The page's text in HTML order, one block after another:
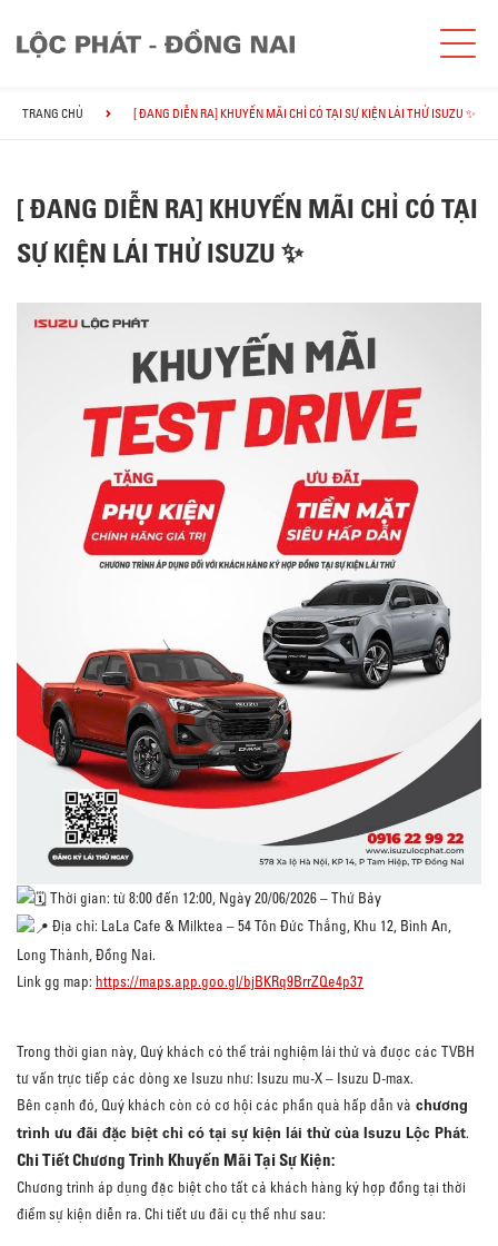
TRANG CHỦ [ ĐANG DIỄN RA] KHUYẾN MÃI CHỈ CÓ TẠI SỰ KIỆN LÁI THỬ ISUZU ✨
[ ĐANG DIỄN RA] KHUYẾN MÃI CHỈ CÓ TẠI
SỰ KIỆN LÁI THỬ ISUZU ✨
Thời gian: từ 8:00 đến 12:00, Ngày 20/06/2026 – Thứ Bảy
Địa chỉ: LaLa Cafe & Milktea – 54 Tôn Đức Thắng, Khu 12, Bình An,
Long Thành, Đồng Nai.
Link gg map: https://maps.app.goo.gl/bjBKRq9BrrZQe4p37
Trong thời gian này, Quý khách có thể trải nghiệm lái thử và được các TVBH
tư vấn trực tiếp các dòng xe Isuzu như: Isuzu mu-X – Isuzu D-max.
Bên cạnh đó, Quý khách còn có cơ hội các phần quà hấp dẫn và chương
trình ưu đãi đặc biệt chỉ có tại sự kiện lái thử của Isuzu Lộc Phát.
Chi Tiết Chương Trình Khuyến Mãi Tại Sự Kiện:
Chương trình áp dụng đặc biệt cho tất cả khách hàng ký hợp đồng tại thời
điểm sự kiện diễn ra. Chi tiết ưu đãi cụ thể như sau: